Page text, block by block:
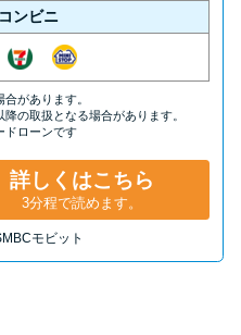
ンビニ
があります。
の取扱となる場合があります。
ドローンです
詳しくはこちら
3分程で読めます。
モビット